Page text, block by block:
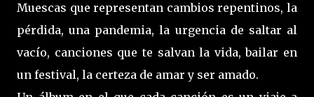
Muescas que representan cambios repentinos, la
pérdida, una pandemia, la urgencia de saltar al
vacío, canciones que te salvan la vida, bailar en
un festival, la certeza de amar y ser amado.